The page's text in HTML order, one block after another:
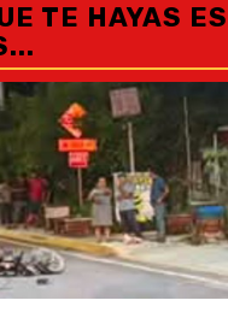
TE HAYAS